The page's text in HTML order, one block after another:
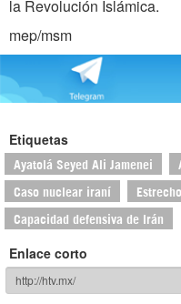
la Revolución Islámica.
mep/msm
Etiquetas
Ayatolá Seyed Ali Jamenei
Caso nuclear iraní
Capacidad defensiva de Irán
Enlace corto